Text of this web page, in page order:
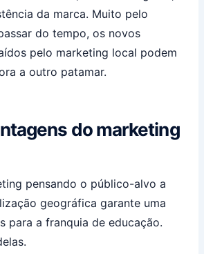
da marca. Muito pelo
do tempo, os novos
pelo marketing local podem
a outro patamar.
do marketing
pensando o público-alvo a
geográfica garante uma
para a franquia de educação.